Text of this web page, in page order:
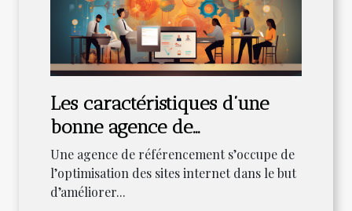
Les caractéristiques d’une
bonne agence de
référencement
Une agence de référencement s’occupe de
l’optimisation des sites internet dans le but
d’améliorer...